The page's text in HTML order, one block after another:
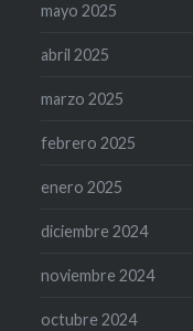
mayo 2025
abril 2025
marzo 2025
febrero 2025
enero 2025
diciembre 2024
noviembre 2024
octubre 2024